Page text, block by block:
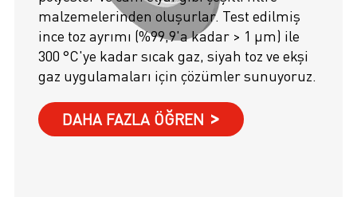
malzemelerinden oluşurlar. Test edilmiş
ince toz ayrımı (%99,9'a kadar > 1 µm) ile
300 °C'ye kadar sıcak gaz, siyah toz ve ekşi
gaz uygulamaları için çözümler sunuyoruz.
DAHA FAZLA ÖĞREN